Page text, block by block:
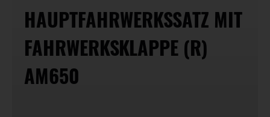
HAUPTFAHRWERKSSATZ MIT
FAHRWERKSKLAPPE (R)
AM650